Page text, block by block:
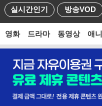
실시간인기 방송VOD
영화 드라마 동영상 애니